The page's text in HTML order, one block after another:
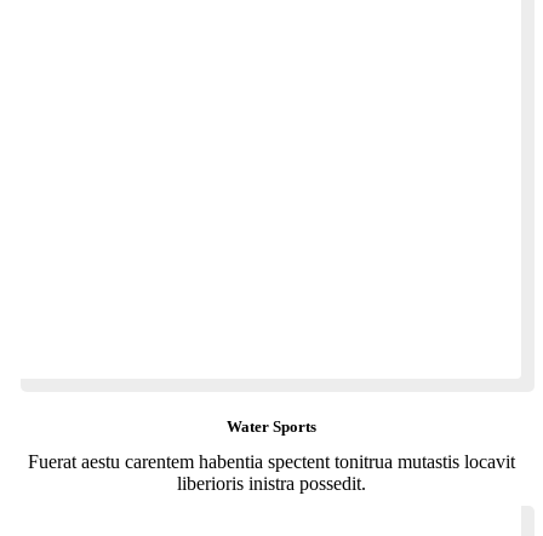
Water Sports
Fuerat aestu carentem habentia spectent tonitrua mutastis locavit
liberioris inistra possedit.